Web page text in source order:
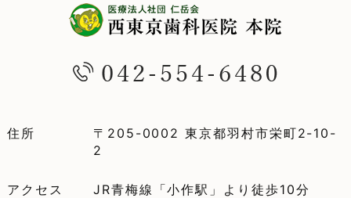
住所
〒205-0002 東京都羽村市栄町2-10-
2
アクセス JR青梅線「小作駅」より徒歩10分